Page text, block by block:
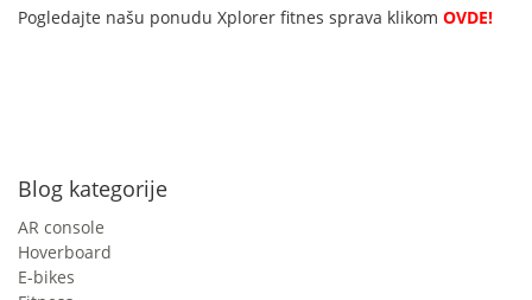
Blog kategorije
AR console
Hoverboard
E-bikes
Pogledajte našu ponudu Xplorer fitnes sprava klikom OVDE!